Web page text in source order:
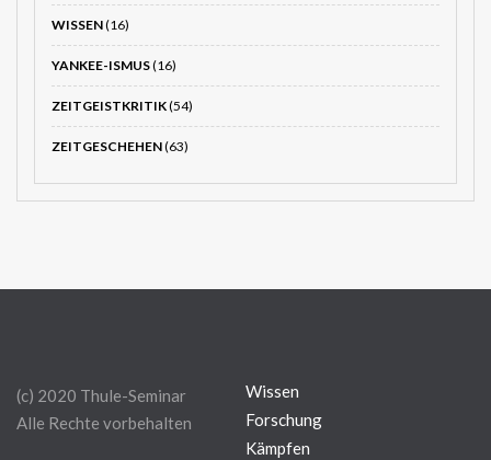
WISSEN(16)
YANKEE-ISMUS(16)
ZEITGEISTKRITIK(54)
ZEITGESCHEHEN(63)
(c) 2020 Thule-Seminar
Alle Rechte vorbehalten
Wissen
Forschung
Kämpfen